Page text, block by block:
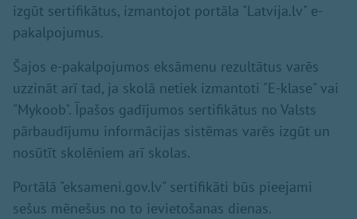
izgūt sertifikātus, izmantojot portāla "Latvija.lv" e-
pakalpojumus.
Šajos e-pakalpojumos eksāmenu rezultātus varēs
uzzināt arī tad, ja skolā netiek izmantoti "E-klase" vai
"Mykoob". Īpašos gadījumos sertifikātus no Valsts
pārbaudījumu informācijas sistēmas varēs izgūt un
nosūtīt skolēniem arī skolas.
Portālā "eksameni.gov.lv" sertifikāti būs pieejami
sešus mēnešus no to ievietošanas dienas.